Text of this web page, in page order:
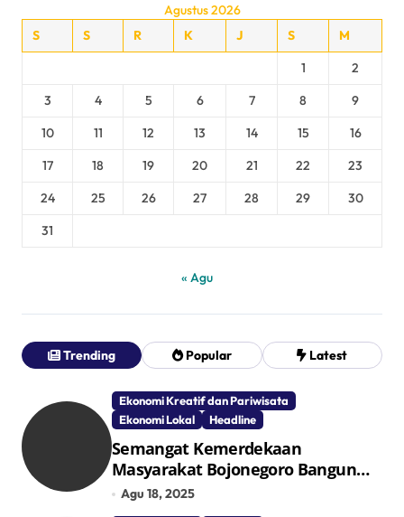
Agustus 2026
S
S R K J S
M
1
2
3
4 5 6 7 8
9
10
11 12 13 14 15
16
17
18 19 20 21 22
23
24
25 26 27 28 29
30
31
« Agu
Trending Popular Latest
Ekonomi Kreatif dan Pariwisata
Ekonomi Lokal
Headline
Semangat Kemerdekaan
Masyarakat Bojonegoro Bangun
Desa Mandiri Ekonomi
Agu 18, 2025